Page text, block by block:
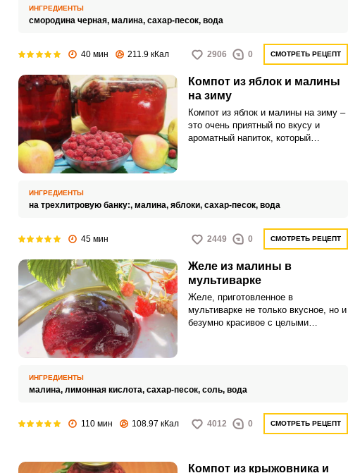
результат.
ИНГРЕДИЕНТЫ
смородина черная, малина, сахар-песок, вода
40 мин 211.9 кКал 2906 0 СМОТРЕТЬ РЕЦЕПТ
Компот из яблок и малины
на зиму
Компот из яблок и малины на зиму –
это очень приятный по вкусу и
ароматный напиток, который
подавать вместе со свежей
ИНГРЕДИЕНТЫ
на трехлитровую банку:, малина, яблоки, сахар-песок, вода
45 мин 2449 0 СМОТРЕТЬ РЕЦЕПТ
Желе из малины в
мультиварке
Желе, приготовленное в
мультиварке не только вкусное, но и
безумно красивое с целыми
желирующего эффекта.
ИНГРЕДИЕНТЫ
малина, лимонная кислота, сахар-песок, соль, вода
110 мин 108.97 кКал 4012 0 СМОТРЕТЬ РЕЦЕПТ
Компот из крыжовника и